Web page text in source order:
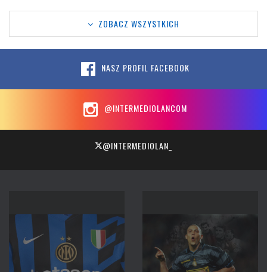
ZOBACZ WSZYSTKICH
NASZ PROFIL FACEBOOK
@INTERMEDIOLANCOM
@INTERMEDIOLAN_